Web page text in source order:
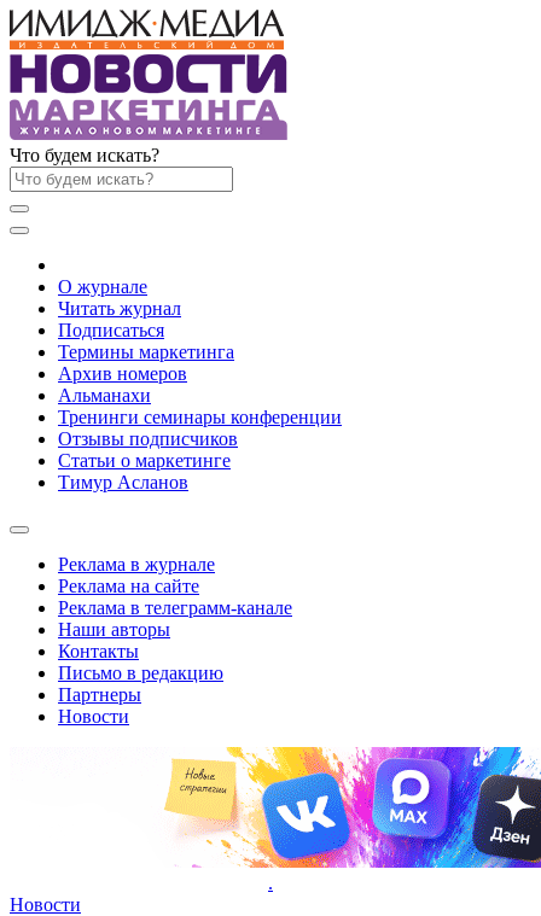
Что будем искать?
О журнале
Читать журнал
Подписаться
Термины маркетинга
Архив номеров
Альманахи
Тренинги семинары конференции
Отзывы подписчиков
Статьи о маркетинге
Тимур Асланов
Реклама в журнале
Реклама на сайте
Реклама в телеграмм-канале
Наши авторы
Контакты
Письмо в редакцию
Партнеры
Новости
.
Новости